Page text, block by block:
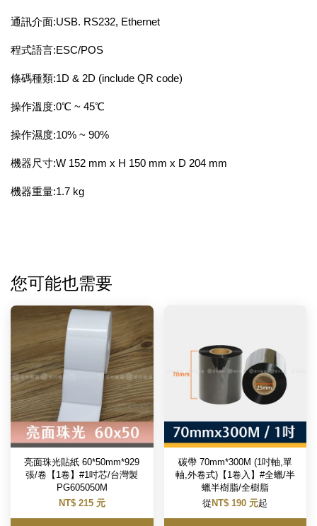
通訊介面:USB. RS232, Ethernet
程式語言:ESC/POS
條碼種類:1D & 2D (include QR code)
操作溫度:0℃ ~ 45℃
操作濕度:10% ~ 90%
機器尺寸:W 152 mm x H 150 mm x D 204 mm
機器重量:1.7 kg
您可能也需要
亮面珠光貼紙 60*50mm*929
張/卷【1卷】#1吋芯/台灣製
PG605050M
NT$ 215 元
碳帶 70mm*300M (1吋軸,單
軸,外卷式)【1卷入】#全蠟/半
蠟半樹脂/全樹脂
從 NT$ 190 元起